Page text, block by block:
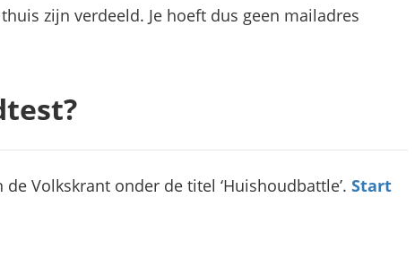
zijn verdeeld. Je hoeft dus geen mailadres
Volkskrant onder de titel ‘Huishoudbattle’. Start